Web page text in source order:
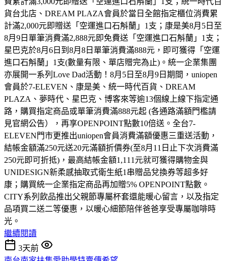
貨台北店、DREAM PLAZA會員於當日全館指定櫃位消費累
計滿2,000元即贈送「空運進口石斛蘭」1支；康是美8月5日至
8月9日單筆消費滿2,888元即免費送「空運進口石斛蘭」1支；
星巴克於8月6日到8月8日單筆消費滿888元，即可獲得「空運
進口石斛蘭」1支(數量有限、單店贈完為止)。統一企業集團
亦展開一系列Love Dad活動！8月5日至8月9日期間，uniopen
會員於7-ELEVEN、康是美、統一時代百貨、DREAM
PLAZA、夢時代、星巴克、博客來等逾13個線上線下指定通
路，購買指定商品或單筆消費滿888元起 (各通路滿額門檻請
見官網公告），再享OPENPOINT點數10倍送。全台7-
ELEVEN門市更推出uniopen會員消費滿額優惠三重送活動，
結帳金額滿250元送20元滿額折價券(至8月11日止下次消費滿
250元即可折抵)，最高結帳金額1,111元就可獲得購物金與
UNIDESIGN新柔感抽取式衛生紙1串贈品兌換券等超多好
康；購買統一企業指定商品再加贈5% OPENPOINT點數。
CITY系列飲品推出父親節專屬杯套還能暖心留言，以及指定
品項買二送二等優惠，以暖心細節陪伴爸爸享受專屬咖啡時
光。
繼續閱讀
3天前